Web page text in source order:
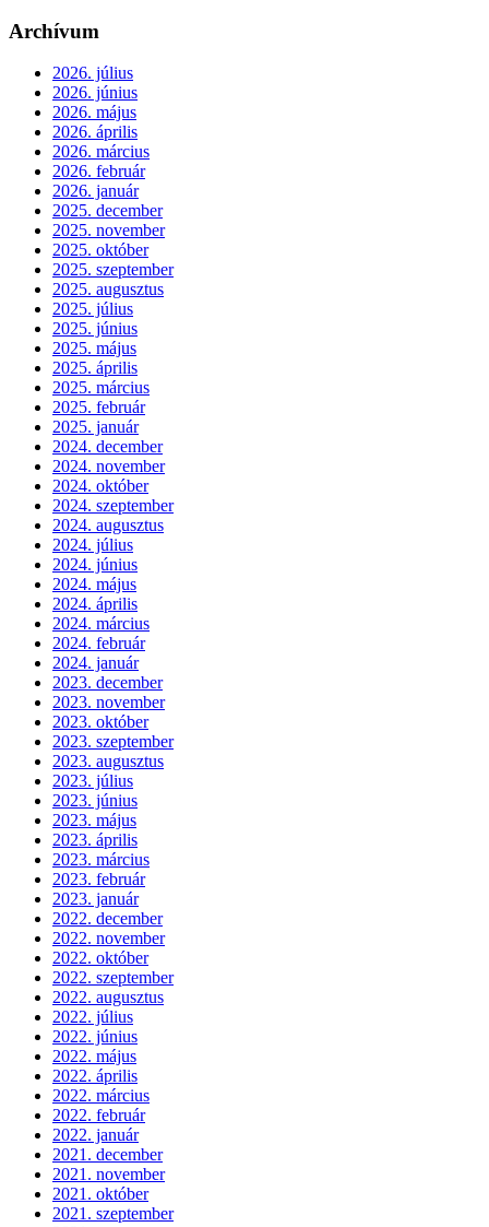
Archívum
2026. július
2026. június
2026. május
2026. április
2026. március
2026. február
2026. január
2025. december
2025. november
2025. október
2025. szeptember
2025. augusztus
2025. július
2025. június
2025. május
2025. április
2025. március
2025. február
2025. január
2024. december
2024. november
2024. október
2024. szeptember
2024. augusztus
2024. július
2024. június
2024. május
2024. április
2024. március
2024. február
2024. január
2023. december
2023. november
2023. október
2023. szeptember
2023. augusztus
2023. július
2023. június
2023. május
2023. április
2023. március
2023. február
2023. január
2022. december
2022. november
2022. október
2022. szeptember
2022. augusztus
2022. július
2022. június
2022. május
2022. április
2022. március
2022. február
2022. január
2021. december
2021. november
2021. október
2021. szeptember